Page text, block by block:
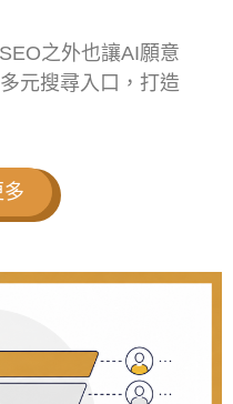
之外也讓AI願意
元搜尋入口，打造
多